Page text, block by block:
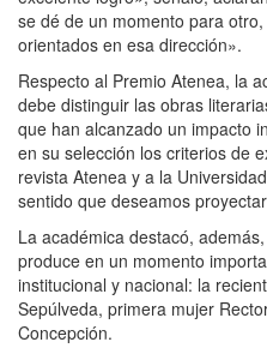
se dé de un momento para
orientados en esa dirección».
Respecto al Premio Atenea, la
debe distinguir las obras
que han alcanzado un impacto
en su selección los criterios de
revista Atenea y a la
sentido que deseamos
La académica destacó,
produce en un momento
institucional y nacional: la
Sepúlveda, primera mujer
Concepción.